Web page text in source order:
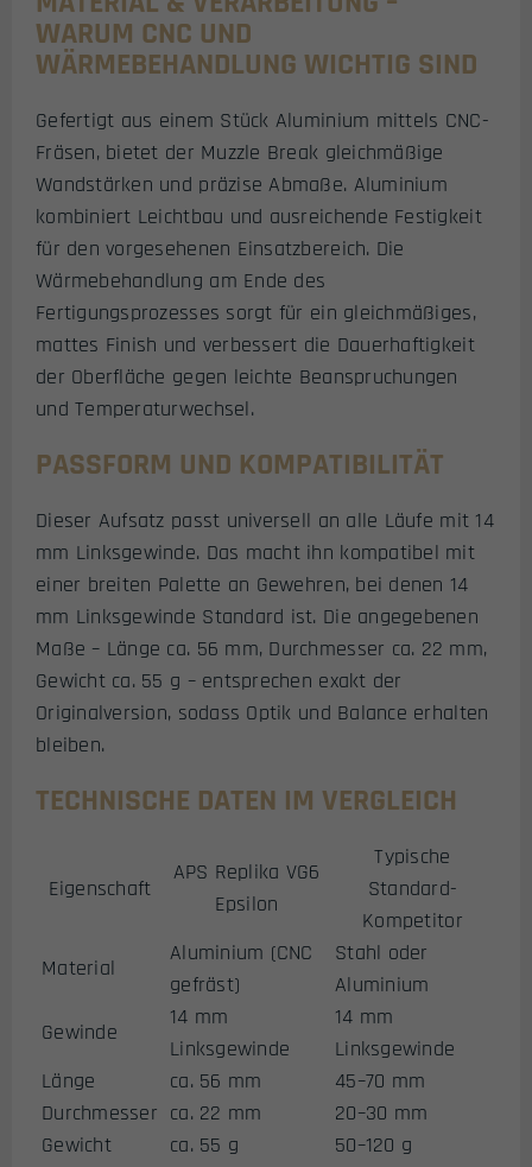
WARUM CNC UND
WÄRMEBEHANDLUNG WICHTIG SIND
Gefertigt aus einem Stück Aluminium mittels CNC-
Fräsen, bietet der Muzzle Break gleichmäßige
Wandstärken und präzise Abmaße. Aluminium
kombiniert Leichtbau und ausreichende Festigkeit
für den vorgesehenen Einsatzbereich. Die
Wärmebehandlung am Ende des
Fertigungsprozesses sorgt für ein gleichmäßiges,
mattes Finish und verbessert die Dauerhaftigkeit
der Oberfläche gegen leichte Beanspruchungen
und Temperaturwechsel.
PASSFORM UND KOMPATIBILITÄT
Dieser Aufsatz passt universell an alle Läufe mit 14
mm Linksgewinde. Das macht ihn kompatibel mit
einer breiten Palette an Gewehren, bei denen 14
mm Linksgewinde Standard ist. Die angegebenen
Maße – Länge ca. 56 mm, Durchmesser ca. 22 mm,
Gewicht ca. 55 g – entsprechen exakt der
Originalversion, sodass Optik und Balance erhalten
bleiben.
TECHNISCHE DATEN IM VERGLEICH
Eigenschaft
APS Replika VG6
Epsilon
Typische
Standard-
Kompetitor
Material
Aluminium (CNC
gefräst)
Stahl oder
Aluminium
Gewinde
14 mm
Linksgewinde
14 mm
Linksgewinde
Länge
ca. 56 mm
45–70 mm
Durchmesser ca. 22 mm
20–30 mm
Gewicht
ca. 55 g
50–120 g